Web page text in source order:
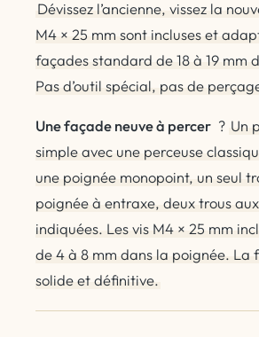
Dévissez l’ancienne, vissez la
M4 × 25 mm sont incluses et
façades standard de 18 à 19 mm
Pas d’outil spécial, pas de
Une façade neuve à percer ? Un
simple avec une perceuse
une poignée monopoint, un seul
poignée à entraxe, deux trous
indiquées. Les vis M4 × 25 mm
de 4 à 8 mm dans la poignée. La
solide et définitive.